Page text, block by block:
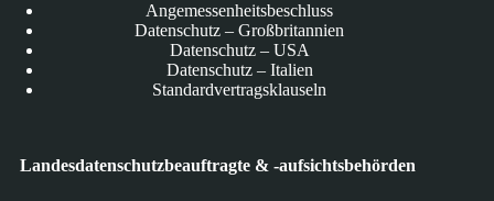
Angemessenheitsbeschluss
Datenschutz – Großbritannien
Datenschutz – USA
Datenschutz – Italien
Standardvertragsklauseln
Landesdatenschutzbeauftragte & -aufsichtsbehörden